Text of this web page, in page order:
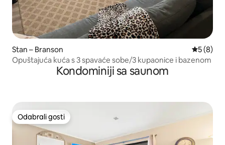
Stan – Branson
5 (8)
Opuštajuća kuća s 3 spavaće sobe/3 kupaonice i bazenom
Kondominiji sa saunom
Odabrali gosti
Odabrali gosti